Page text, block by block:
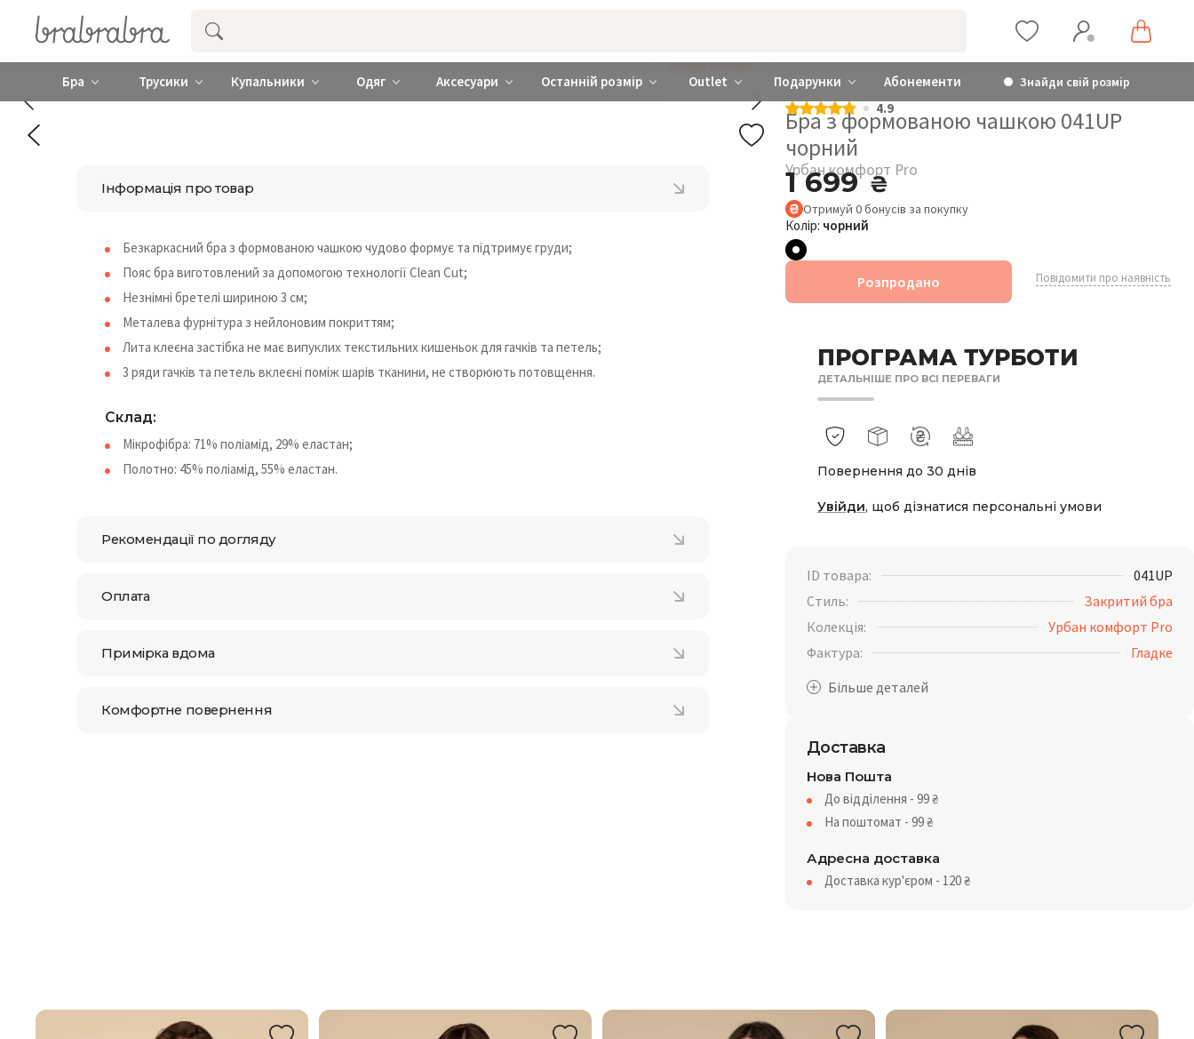
Купити нижню жіночу білизну ❤️ brabrabra ❤️ Київ та Україна
Бра Трусики Купальники Одяг Аксесуари Останній розмір Outlet Подарунки Абонементи Знайди свій розмір
ДОДАЙ ТРУСИКИ
4.9
Бра з формованою чашкою 041UP
чорний
Урбан комфорт Pro
1 699₴
Отримуй 0бонусів за покупку
Колір: чорний
Розпродано Повідомити про наявність
ПРОГРАМА ТУРБОТИ
ДЕТАЛЬНІШЕ ПРО ВСІ ПЕРЕВАГИ
Повернення до 30 днів
Увійди, щоб дізнатися персональні умови
ID товара:
041UP
Стиль:
Закритий бра
Колекція:
Урбан комфорт Pro
Фактура:
Гладке
Доставка
Нова Пошта
До відділення - 99₴
На поштомат - 99₴
Адресна доставка
Доставка кур'єром - 120₴
Інформація про товар
Безкаркасний бра з формованою чашкою чудово формує та підтримує груди;
Пояс бра виготовлений за допомогою технології Clean Cut;
Незнімні бретелі шириною 3 см;
Металева фурнітура з нейлоновим покриттям;
Лита клеєна застібка не має випуклих текстильних кишеньок для гачків та петель;
3 ряди гачків та петель вклеєні поміж шарів тканини, не створюють потовщення.
Cклад:
Мікрофібра: 71% поліамід, 29% еластан;
Полотно: 45% поліамід, 55% еластан.
Рекомендації по догляду
Оплата
Примірка вдома
Комфортне повернення